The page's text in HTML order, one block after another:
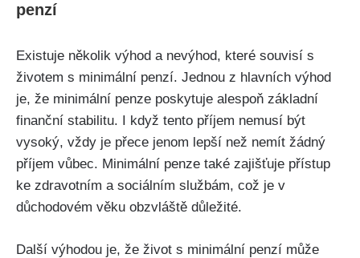
penzí
Existuje několik výhod a nevýhod, které souvisí s
životem s minimální penzí. Jednou z hlavních výhod
je, že minimální penze poskytuje alespoň základní
finanční stabilitu. I když tento příjem nemusí být
vysoký, vždy je přece jenom lepší než nemít žádný
příjem vůbec. Minimální penze také zajišťuje přístup
ke zdravotním a sociálním službám, což je v
důchodovém věku obzvláště důležité.
Další výhodou je, že život s minimální penzí může